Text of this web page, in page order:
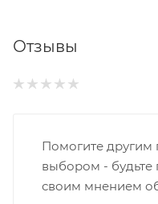
Отзывы
Помогите другим
выбором - будьте
своим мнением